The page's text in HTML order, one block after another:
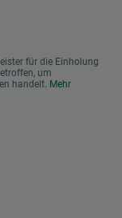
für die Einholung
um
handelt. Mehr